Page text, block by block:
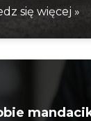
się więcej »